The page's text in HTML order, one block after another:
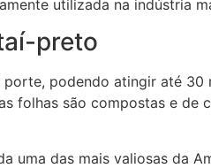
utilizada na indústria
preto
podendo atingir até
folhas são compostas e
uma das mais valiosas da